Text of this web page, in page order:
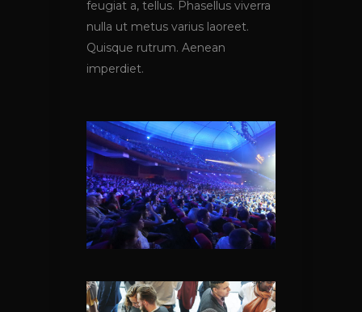
feugiat a, tellus. Phasellus viverra
nulla ut metus varius laoreet.
Quisque rutrum. Aenean
imperdiet.